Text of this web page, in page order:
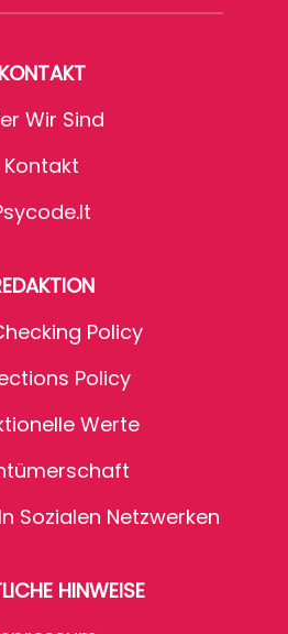
KONTAKT
Wir Sind
Kontakt
Policy
Policy
Werte
Sozialen Netzwerken
HINWEISE